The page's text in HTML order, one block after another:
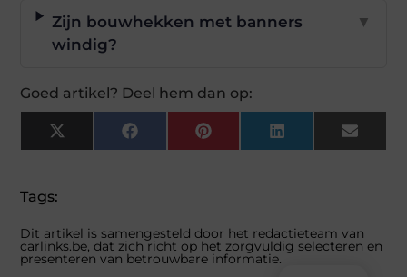
Zijn bouwhekken met banners
windig?
▼
Goed artikel? Deel hem dan op:
X
(Twitter)
FacebookPinterestLinkedInEmail
Tags:
Dit artikel is samengesteld door het redactieteam van
carlinks.be, dat zich richt op het zorgvuldig selecteren en
presenteren van betrouwbare informatie.